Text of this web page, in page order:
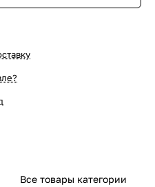
Все товары категории